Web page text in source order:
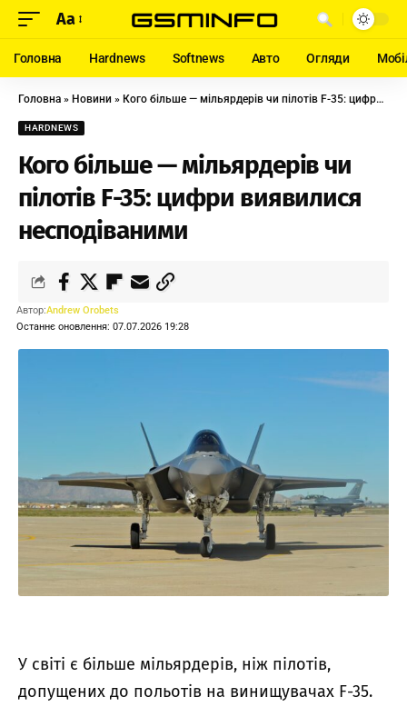
Aa
Головна Hardnews Softnews Авто Огляди
Головна » Новини » Кого більше — мільярдерів чи пілотів F-35: цифри виявилися несподіваними
HARDNEWS
Кого більше — мільярдерів чи
пілотів F-35: цифри виявилися
несподіваними
Останнє оновлення: 07.07.2026 19:28
Автор:Andrew Orobets
У світі є більше мільярдерів, ніж пілотів,
допущених до польотів на винищувачах F-35.